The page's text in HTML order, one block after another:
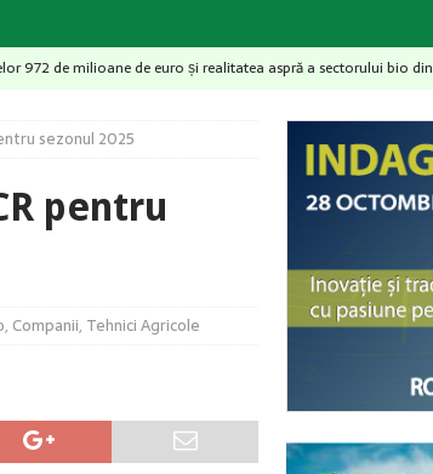
972 de milioane de euro și realitatea aspră a sectorului bio din
soarta legumelor românești – De la birou direct în solar
majore pentru culturile horticole
și necesarul de apă pentru irigații ACTUALITATE
sezonul 2025
pentru
, Companii, Tehnici Agricole